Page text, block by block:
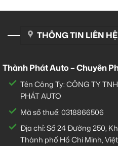
THÔNG TIN LIÊN
Thành Phát Auto – Chuyên
Tên Công Ty: CÔNG TY
PHÁT AUTO
Mã số thuế: 0318866506
Địa chỉ: Số 24 Đường 250,
Thành phố Hồ Chí Minh,